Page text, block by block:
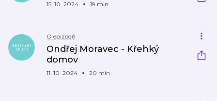
15. 10. 2024 19 min
O epizodě
Ondřej Moravec - Křehký
domov
11. 10. 2024 20 min